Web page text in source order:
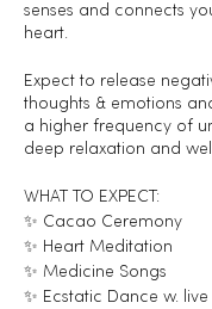
senses and connects
heart.
Expect to release
thoughts & emotions
a higher frequency of
deep relaxation and
WHAT TO EXPECT:
✨ Cacao Ceremony
✨ Heart Meditation
✨ Medicine Songs
✨ Ecstatic Dance w. live